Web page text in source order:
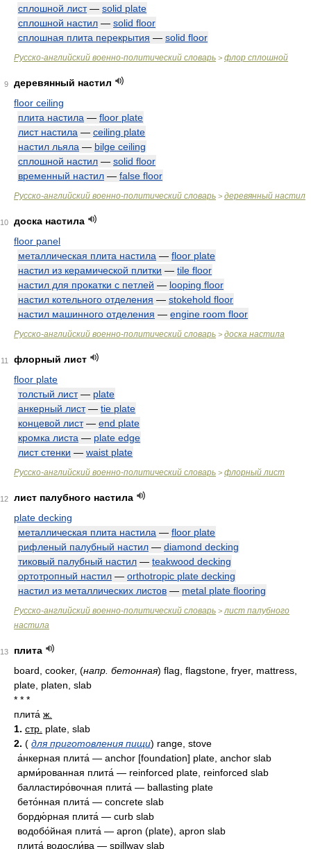
сплошной лист — solid plate
сплошной настил — solid floor
сплошная плита перекрытия — solid floor
Русско-английский военно-политический словарь > флор сплошной
9
деревянный настил
floor ceiling
плита настила — floor plate
лист настила — ceiling plate
настил льяла — bilge ceiling
сплошной настил — solid floor
временный настил — false floor
Русско-английский военно-политический словарь > деревянный настил
10
доска настила
floor panel
металлическая плита настила — floor plate
настил из керамической плитки — tile floor
настил для прокатки с петлей — looping floor
настил котельного отделения — stokehold floor
настил машинного отделения — engine room floor
Русско-английский военно-политический словарь > доска настила
11
флорный лист
floor plate
толстый лист— plate
анкерный лист— tie plate
концевой лист— end plate
кромка листа — plate edge
лист стенки — waist plate
Русско-английский военно-политический словарь > флорный лист
12
лист палубного настила
plate decking
металлическая плита настила — floor plate
рифленый палубный настил — diamond decking
тиковый палубный настил — teakwood decking
ортотропный настил — orthotropic plate decking
настил из металлических листов — metal plate flooring
Русско-английский военно-политический словарь > лист палубного
настила
13
плита
board, cooker, (напр. бетонная) flag, flagstone, fryer, mattress,
plate, platen, slab
* * *
плита́ ж.
1. стр. plate, slab
2. ( для приготовления пищи) range, stove
а́нкерная плита́ — anchor [foundation] plate, anchor slab
арми́рованная плита́ — reinforced plate, reinforced slab
балластиро́вочная плита́ — ballasting plate
бето́нная плита́ — concrete slab
бордю́рная плита́ — curb slab
водобо́йная плита́ — apron (plate), apron slab
плита́ водосли́ва — spillway slab